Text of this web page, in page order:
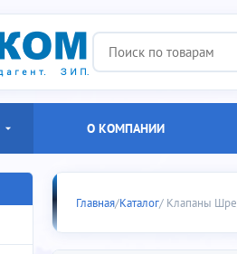
О КОМПАНИИ
Клапаны
Главная/Каталог/ Клапаны